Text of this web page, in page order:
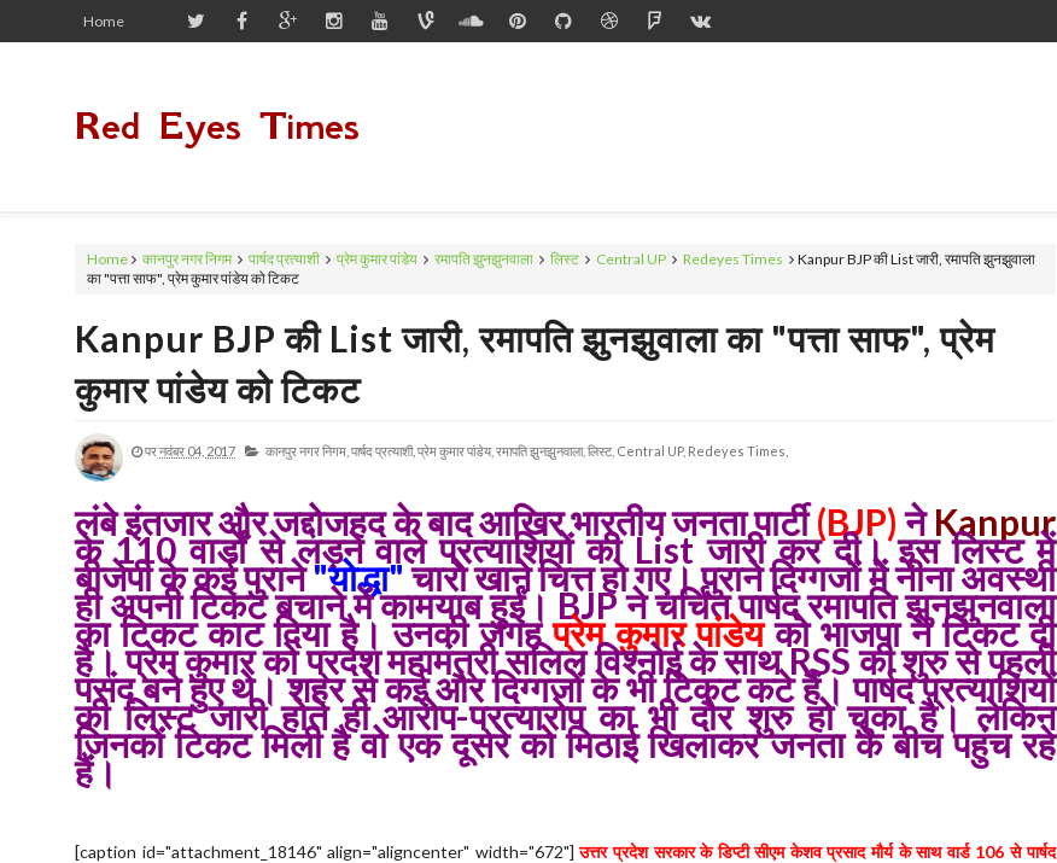
Home
Red Eyes Times
Home कानपुर नगर निगम पार्षद प्रत्याशी प्रेम कुमार पांडेय रमापति झुनझुनवाला लिस्ट Central UP Redeyes Times
Kanpur BJP की List जारी, रमापति झुनझुवाला
का "पत्ता साफ", प्रेम कुमार पांडेय को टिकट
Kanpur BJP की List जारी, रमापति झुनझुवाला का "पत्ता साफ", प्रेम
कुमार पांडेय को टिकट
परनवंबर 04, 2017 कानपुर नगर निगम, पार्षद प्रत्याशी, प्रेम कुमार पांडेय, रमापति झुनझुनवाला, लिस्ट, Central UP, Redeyes Times,
लंबे इंतजार और जद्दोजहद के बाद आखिर भारतीय जनता पार्टी(BJP) नेKanpur
के 110 वार्डों से लड़ने वाले प्रत्याशियों की List जारी कर दी। इस लिस्ट में
बीजेपी के कई पुराने"योद्धा"चारो खाने चित्त हो गए। पुराने दिग्गजों मेें नीना अवस्थी
ही अपनी टिकट बचाने में कामयाब हुईं। BJP ने चर्चित पार्षद रमापति झुनझुनवाला
का टिकट काट दिया है। उनकी जगहप्रेम कुमार पांडेय को भाजपा ने टिकट दी
है। प्रेम कुमार को प्रदेश महामंत्री सलिल विश्नोई के साथ RSS की शुरु से पहली
पसंद बने हुए थे। शहर से कई और दिग्गजों के भी टिकट कटे हैं। पार्षद प्रत्याशियों
की लिस्ट जारी होते ही आरोप-प्रत्यारोप का भी दौर शुरु हो चुका है। लेकिन
जिनकों टिकट मिली है वो एक दूसरे को मिठाई खिलाकर जनता के बीच पहुंच रहे
हैं।
[caption id="attachment_18146" align="aligncenter" width="672"] उत्तर प्रदेश सरकार के डिप्टी सीएम केशव प्रसाद मौर्य के साथ वार्ड 106 से पार्षद